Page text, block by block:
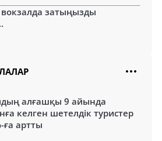
затыңызды
алғашқы 9 айында
келген шетелдік туристер
ға артты